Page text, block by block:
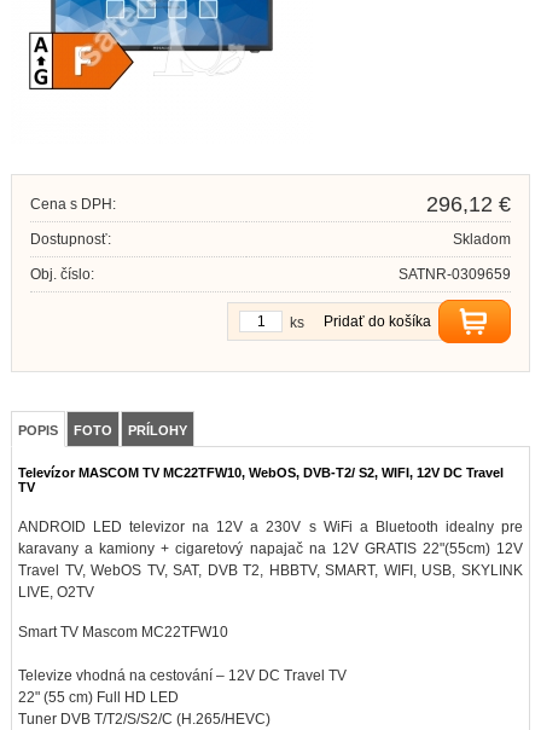
Cena s DPH: 296,12 €
Dostupnosť: Skladom
Obj. číslo: SATNR-0309659
Pridať do košíka
ks
POPIS FOTO PRÍLOHY
Televízor MASCOM TV MC22TFW10, WebOS, DVB-T2/ S2, WIFI, 12V DC Travel
TV
ANDROID LED televizor na 12V a 230V s WiFi a Bluetooth idealny pre
karavany a kamiony + cigaretový napajač na 12V GRATIS 22"(55cm) 12V
Travel TV, WebOS TV, SAT, DVB T2, HBBTV, SMART, WIFI, USB, SKYLINK
LIVE, O2TV
Smart TV Mascom MC22TFW10
Televize vhodná na cestování – 12V DC Travel TV
22" (55 cm) Full HD LED
Tuner DVB T/T2/S/S2/C (H.265/HEVC)